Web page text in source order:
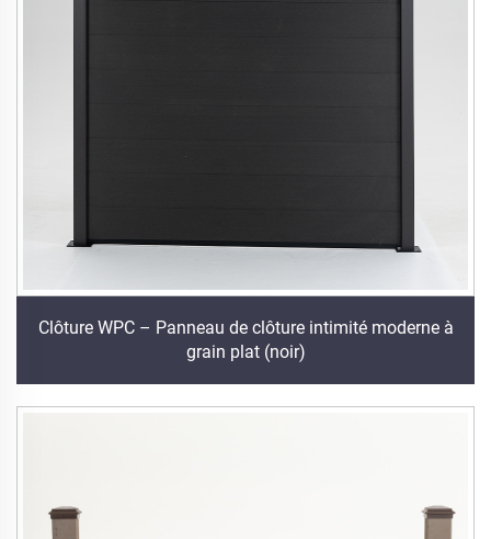
Clôture WPC – Panneau de clôture intimité moderne à
grain plat (noir)